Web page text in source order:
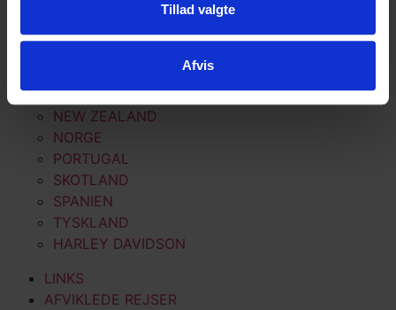
Tillad valgte
Afvis
ALPERNE
MAROKKO
NEW ZEALAND
NORGE
PORTUGAL
SKOTLAND
SPANIEN
TYSKLAND
HARLEY DAVIDSON
LINKS
AFVIKLEDE REJSER